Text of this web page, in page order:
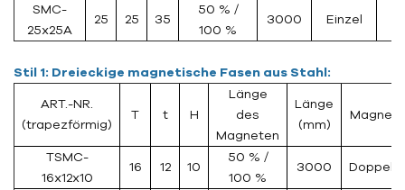
SMC-
25x25A
25 25 35
50 % /
100 %
3000 Einzel
Stil 1: Dreieckige magnetische Fasen aus Stahl:
ART.-NR.
(trapezförmig)
T t H
Länge
des
Magneten
Länge
(mm)
Magnet
TSMC-
16x12x10
16 12 10
50 % /
100 %
3000 Doppelt